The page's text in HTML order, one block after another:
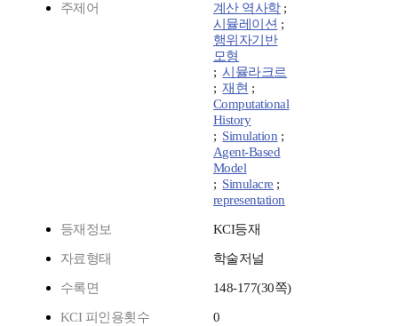
주제어 계산 역사학 ;
시뮬레이션 ;
행위자기반
모형
;시뮬라크르
;재현 ;
Computational
History
; Simulation ;
Agent-Based
Model
; Simulacre ;
representation
등재정보 KCI등재
자료형태 학술저널
수록면 148-177(30쪽)
KCI 피인용횟수 0